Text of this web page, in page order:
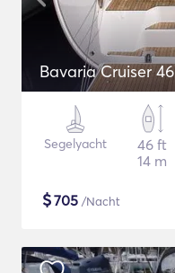
Bavaria Cruiser 46
Segelyacht
46 ft
14 m
$705 /Nacht